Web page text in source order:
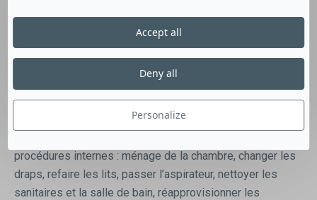
sécurité. Responsabilités et tâches clefs : Organisation :
Assurer le ménage des chambres selon le planning
assurer la remise des chambres dans les délais (16 h
arrivée des clients – check-in). Tâches quotidiennes : Être
attentif aux informations données par l’équipe encadrante,
procédures internes : ménage de la chambre, changer les
draps, refaire les lits, passer l’aspirateur, nettoyer les
sanitaires et la salle de bain, réapprovisionner les
Personalize
Deny all
Accept all